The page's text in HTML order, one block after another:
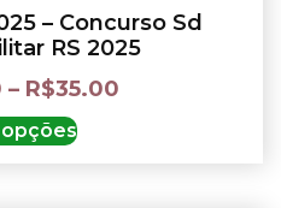
– Concurso Sd
RS 2025
– R$35.00